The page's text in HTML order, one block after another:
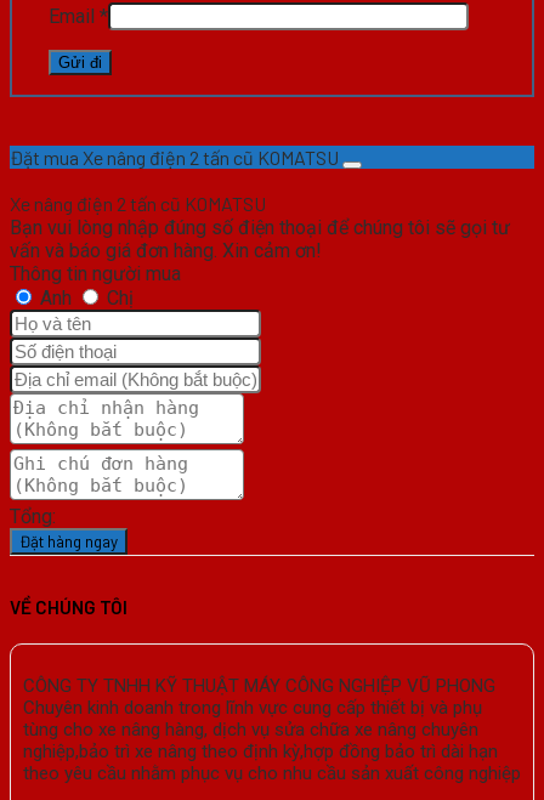
Email *
Đặt mua Xe nâng điện 2 tấn cũ KOMATSU
Xe nâng điện 2 tấn cũ KOMATSU
Bạn vui lòng nhập đúng số điện thoại để chúng tôi sẽ gọi tư
vấn và báo giá đơn hàng. Xin cảm ơn!
Thông tin người mua
Anh
Chị
Tổng:
Đặt hàng ngay
VỀ CHÚNG TÔI
CÔNG TY TNHH KỸ THUẬT MÁY CÔNG NGHIỆP VŨ PHONG
Chuyên kinh doanh trong lĩnh vực cung cấp thiết bị và phụ
tùng cho xe nâng hàng, dịch vụ sửa chữa xe nâng chuyên
nghiệp,bảo trì xe nâng theo định kỳ,hợp đồng bảo trì dài hạn
theo yêu cầu nhằm phục vụ cho nhu cầu sản xuất công nghiệp